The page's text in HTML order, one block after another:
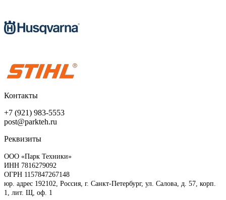
Контакты
+7 (921) 983-5553
post@parkteh.ru
Реквизиты
ООО «Парк Техники»
ИНН 7816279092
ОГРН 1157847267148
юр. адрес 192102, Россия, г. Санкт-Петербург, ул. Салова, д. 57, корп.
1, лит. Щ, оф. 1